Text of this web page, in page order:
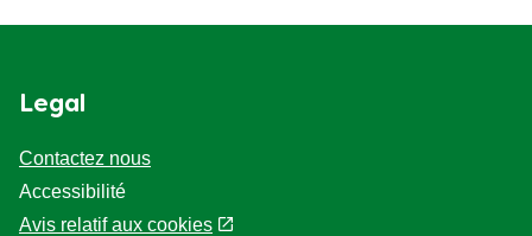
Legal
Contactez nous
Accessibilité
Avis relatif aux cookies